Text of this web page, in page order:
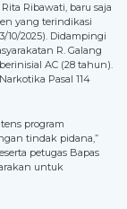
Ribawati, baru saja
yang terindikasi
10/2025). Didampingi
R. Galang
AC (28 tahun).
Pasal 114
program
tindak pidana,”
petugas Bapas
untuk